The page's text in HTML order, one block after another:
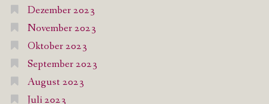
Dezember 2023
November 2023
Oktober 2023
September 2023
August 2023
Juli 2023